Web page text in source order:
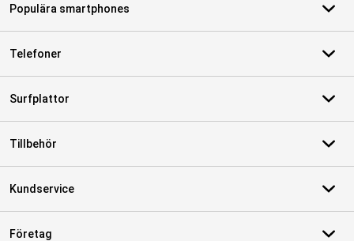
Populära smartphones
Telefoner
Surfplattor
Tillbehör
Kundservice
Företag